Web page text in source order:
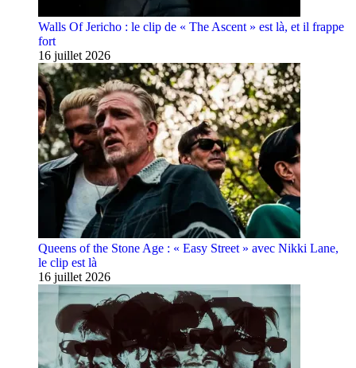
Walls Of Jericho : le clip de « The Ascent » est là, et il frappe
fort
16 juillet 2026
Queens of the Stone Age : « Easy Street » avec Nikki Lane,
le clip est là
16 juillet 2026